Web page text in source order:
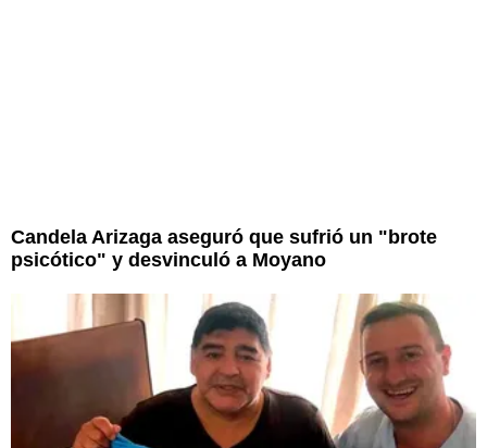
Candela Arizaga aseguró que sufrió un "brote
psicótico" y desvinculó a Moyano